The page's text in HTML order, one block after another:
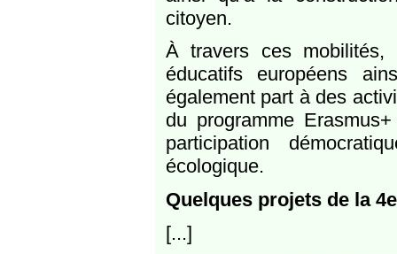
citoyen.
À travers ces mobilités,
éducatifs européens
également part à des
du programme
participation
écologique.
Quelques projets de la
[...]